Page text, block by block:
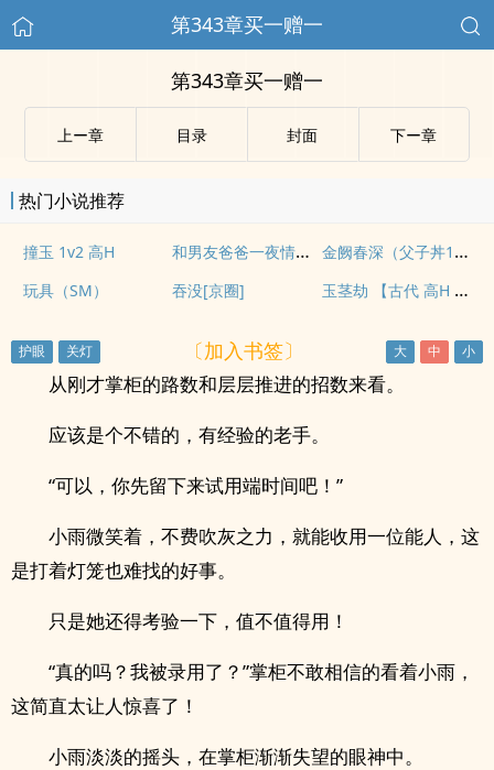
第343章买一赠一
第343章买一赠一
上ー章 目录 封面 下ー章
热门小说推荐
撞玉 1v2 高H 和男友爸爸一夜情后（3P 高h） 金阙春深（父子丼1v2，男全处）
玩具（SM） 吞没[京圈] 玉茎劫 【古代 高H 乱伦】
〔加入书签〕
从刚才掌柜的路数和层层推进的招数来看。
应该是个不错的，有经验的老手。
“可以，你先留下来试用端时间吧！”
小雨微笑着，不费吹灰之力，就能收用一位能人，这
是打着灯笼也难找的好事。
只是她还得考验一下，值不值得用！
“真的吗？我被录用了？”掌柜不敢相信的看着小雨，
这简直太让人惊喜了！
小雨淡淡的摇头，在掌柜渐渐失望的眼神中。